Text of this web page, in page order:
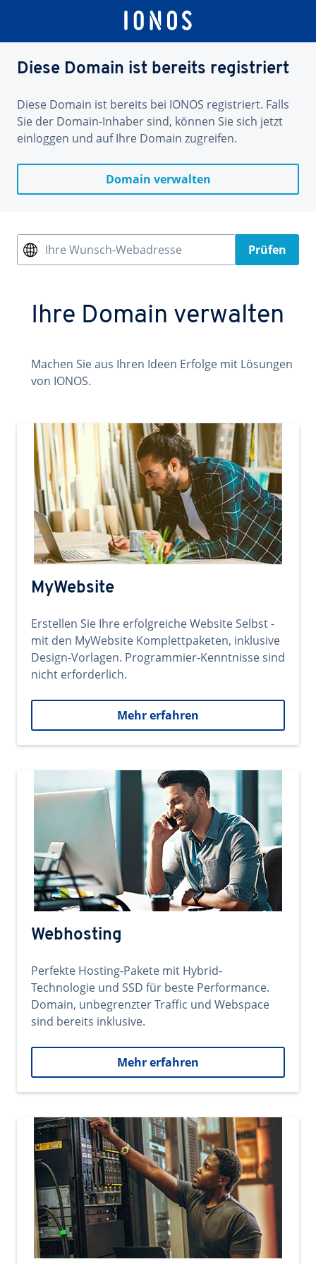
Diese Domain ist bereits registriert
Diese Domain ist bereits bei IONOS registriert. Falls
Sie der Domain-Inhaber sind, können Sie sich jetzt
einloggen und auf Ihre Domain zugreifen.
Domain verwalten
Ihre Wunsch-Webadresse Prüfen
Ihre Domain verwalten
Machen Sie aus Ihren Ideen Erfolge mit Lösungen
von IONOS.
MyWebsite
Erstellen Sie Ihre erfolgreiche Website Selbst -
mit den MyWebsite Komplettpaketen, inklusive
Design-Vorlagen. Programmier-Kenntnisse sind
nicht erforderlich.
Mehr erfahren
Webhosting
Perfekte Hosting-Pakete mit Hybrid-
Technologie und SSD für beste Performance.
Domain, unbegrenzter Traffic und Webspace
sind bereits inklusive.
Mehr erfahren